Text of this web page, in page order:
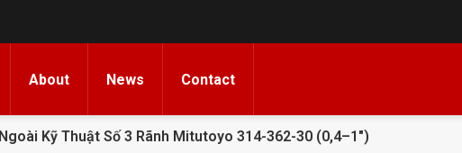
About News Contact
Kỹ Thuật Số 3 Rãnh Mitutoyo 314-362-30 (0,4–1″)